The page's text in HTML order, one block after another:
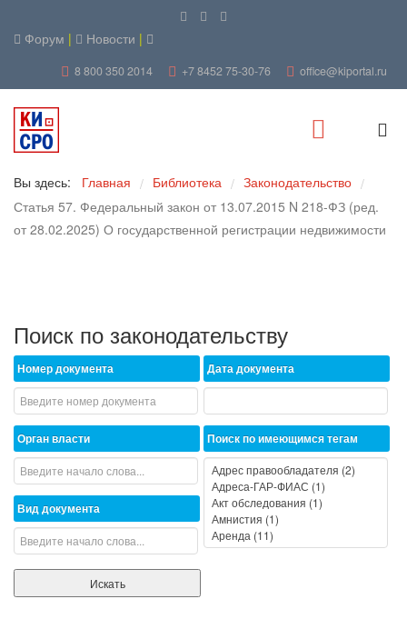
Форум | Новости |
8 800 350 2014 +7 8452 75-30-76 office@kiportal.ru
Вы здесь: Главная / Библиотека / Законодательство /
Статья 57. Федеральный закон от 13.07.2015 N 218-ФЗ (ред.
от 28.02.2025) О государственной регистрации недвижимости
Поиск по законодательству
Номер документа
Орган власти
Вид документа
Дата документа
Поиск по имеющимся тегам